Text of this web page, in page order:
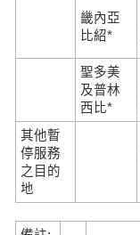
畿內亞
比紹*
聖多美
及普林
西比*
其他暫
停服務
之目的
地